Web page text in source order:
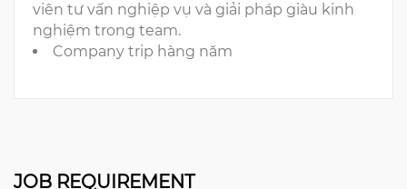
viên tư vấn nghiệp vụ và giải pháp giàu kinh
nghiệm trong team.
Company trip hàng năm
JOB REQUIREMENT